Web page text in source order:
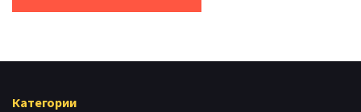
Категории